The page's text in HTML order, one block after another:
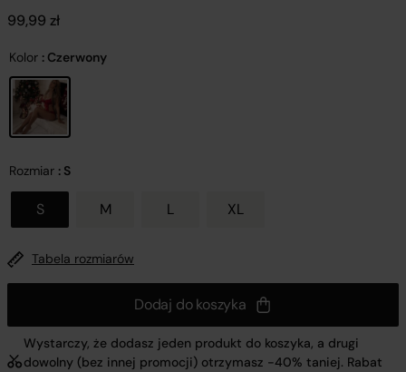
99,99 zł
Kolor : Czerwony
Rozmiar : S
S M L XL
Tabela rozmiarów
Dodaj do koszyka
Wystarczy, że dodasz jeden produkt do koszyka, a drugi
dowolny (bez innej promocji) otrzymasz -40% taniej. Rabat